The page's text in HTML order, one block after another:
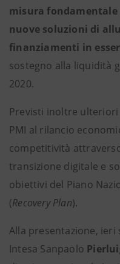
misura
nuove soluzioni di
finanziamenti in
sostegno alla liquidità
2020.
Previsti inoltre
PMI al rilancio
competitività
transizione digitale e
obiettivi del Piano
(Recovery Plan).
Alla presentazione,
Intesa Sanpaolo